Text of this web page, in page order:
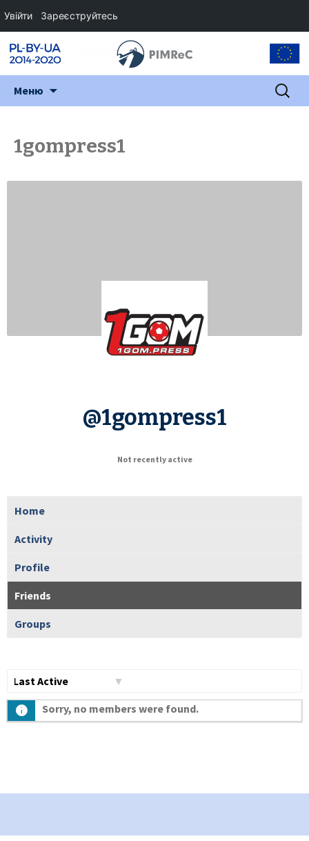
Меню Пошук:
1gompress1
@1gompress1
Not recently active
Home
Activity
Profile
Friends
Groups
Sorry, no members were found.
Увійти Зареєструйтесь